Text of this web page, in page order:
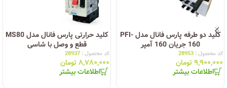
کلید دو طرفه پارس فانال مدل PFI-
160 جریان 160 آمپر
کد محصول : 28953
۹,۹۰۰,۰۰۰تومان
اطلاعات بیشتر
کلید حرارتی پارس فانال مدل MS80
قطع و وصل با شاسی
کد محصول : 28937
۸,۷۸۰,۰۰۰تومان
اطلاعات بیشتر